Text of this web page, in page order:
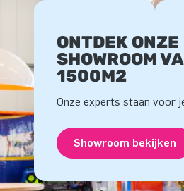
ONTDEK ONZE
SHOWROOM
1500M2
Onze experts staan voor
Showroom bekijken